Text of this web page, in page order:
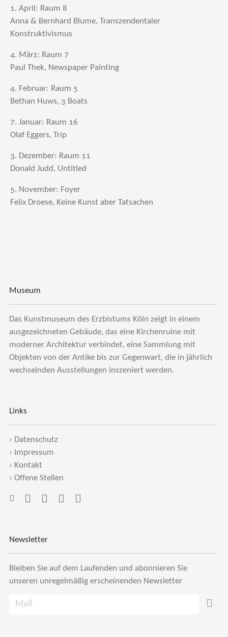
1. April: Raum 8
Anna & Bernhard Blume, Transzendentaler
Konstruktivismus
4. März: Raum 7
Paul Thek, Newspaper Painting
4. Februar: Raum 5
Bethan Huws, 3 Boats
7. Januar: Raum 16
Olaf Eggers, Trip
3. Dezember: Raum 11
Donald Judd, Untitled
5. November: Foyer
Felix Droese, Keine Kunst aber Tatsachen
Museum
Das Kunstmuseum des Erzbistums Köln zeigt in einem
ausgezeichneten Gebäude, das eine Kirchenruine mit
moderner Architektur verbindet, eine Sammlung mit
Objekten von der Antike bis zur Gegenwart, die in jährlich
wechselnden Ausstellungen inszeniert werden.
Links
› Datenschutz
›
Impressum
› Kontakt
› Offene Stellen
Newsletter
Bleiben Sie auf dem Laufenden und abonnieren Sie
unseren unregelmäßig erscheinenden Newsletter